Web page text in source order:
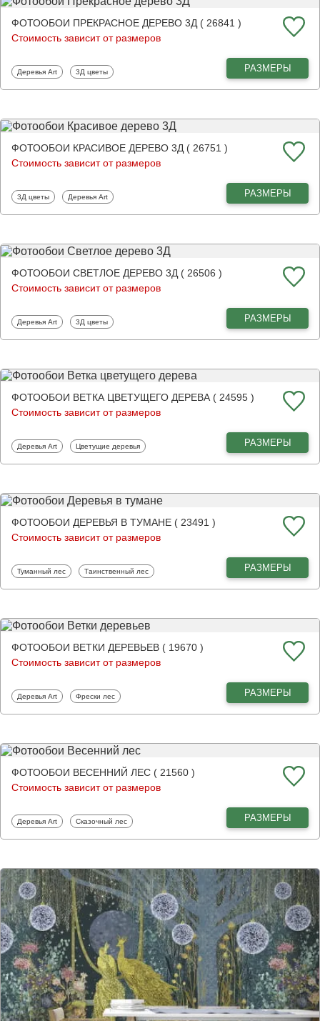
ФОТООБОИ ПРЕКРАСНОЕ ДЕРЕВО 3Д ( 26841 )
Стоимость зависит от размеров
Фотообои
Деревья Art Фотообои
3Д цветы РАЗМЕРЫ
ФОТООБОИ КРАСИВОЕ ДЕРЕВО 3Д ( 26751 )
Стоимость зависит от размеров
Фотообои
3Д цветы Фотообои
Деревья Art РАЗМЕРЫ
ФОТООБОИ СВЕТЛОЕ ДЕРЕВО 3Д ( 26506 )
Стоимость зависит от размеров
Фотообои
Деревья Art Фотообои
3Д цветы РАЗМЕРЫ
ФОТООБОИ ВЕТКА ЦВЕТУЩЕГО ДЕРЕВА ( 24595 )
Стоимость зависит от размеров
Фотообои
Деревья Art Фотообои
Цветущие деревья РАЗМЕРЫ
ФОТООБОИ ДЕРЕВЬЯ В ТУМАНЕ ( 23491 )
Стоимость зависит от размеров
Фотообои
Туманный лес Фотообои
Таинственный лес РАЗМЕРЫ
ФОТООБОИ ВЕТКИ ДЕРЕВЬЕВ ( 19670 )
Стоимость зависит от размеров
Фотообои
Деревья Art Фотообои
Фрески лес РАЗМЕРЫ
ФОТООБОИ ВЕСЕННИЙ ЛЕС ( 21560 )
Стоимость зависит от размеров
Фотообои
Деревья Art Фотообои
Сказочный лес РАЗМЕРЫ